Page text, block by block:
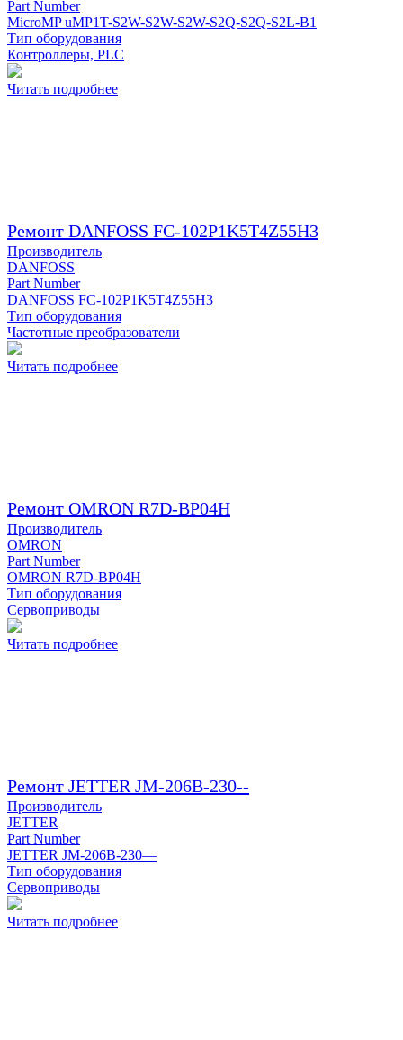
Part Number
MicroMP uMP1T-S2W-S2W-S2W-S2Q-S2Q-S2L-B1
Тип оборудования
Контроллеры, PLC
Читать подробнее
Ремонт DANFOSS FC-102P1K5T4Z55H3
Производитель
DANFOSS
Part Number
DANFOSS FC-102P1K5T4Z55H3
Тип оборудования
Частотные преобразователи
Читать подробнее
Ремонт OMRON R7D-BP04H
Производитель
OMRON
Part Number
OMRON R7D-BP04H
Тип оборудования
Сервоприводы
Читать подробнее
Ремонт JETTER JM-206B-230--
Производитель
JETTER
Part Number
JETTER JM-206B-230—
Тип оборудования
Сервоприводы
Читать подробнее